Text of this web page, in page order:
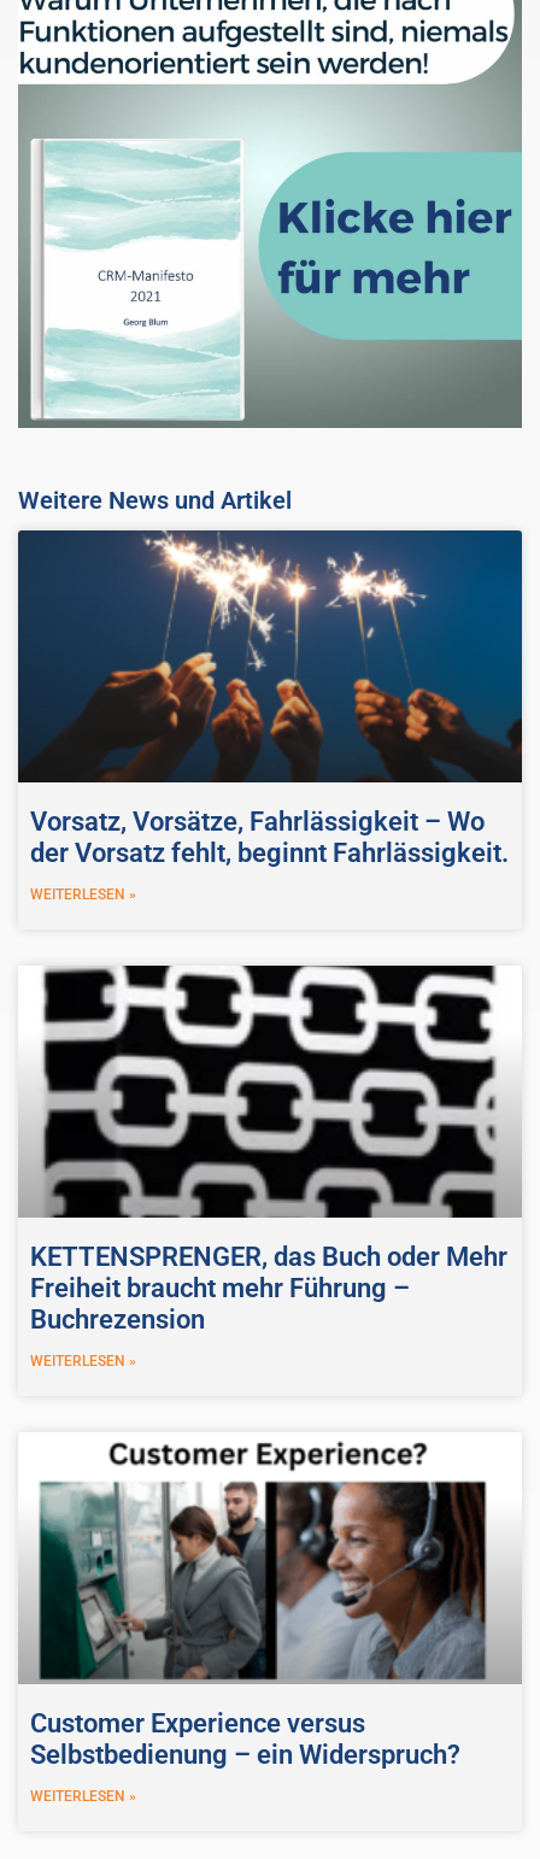
Weitere News und Artikel
Vorsatz, Vorsätze, Fahrlässigkeit – Wo
der Vorsatz fehlt, beginnt Fahrlässigkeit.
WEITERLESEN »
KETTENSPRENGER, das Buch oder Mehr
Freiheit braucht mehr Führung –
Buchrezension
WEITERLESEN »
Customer Experience versus
Selbstbedienung – ein Widerspruch?
WEITERLESEN »